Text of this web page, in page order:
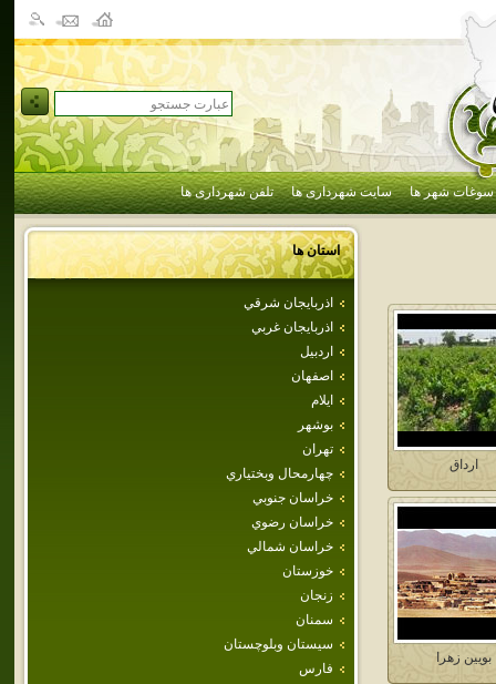
سوغات شهر ها سایت شهرداری ها تلفن شهرداری ها
استان ها
اذربايجان شرقي
اذربايجان غربي
اردبيل
اصفهان
ايلام
بوشهر
تهران
چهارمحال وبختياري
خراسان جنوبي
خراسان رضوي
خراسان شمالي
خوزستان
زنجان
سمنان
سيستان وبلوچستان
فارس
ارداق
بويين زهرا